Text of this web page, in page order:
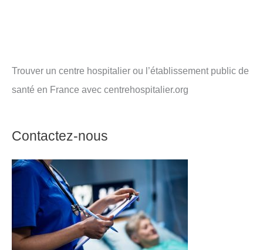
Trouver un centre hospitalier ou l’établissement public de
santé en France avec centrehospitalier.org
Contactez-nous